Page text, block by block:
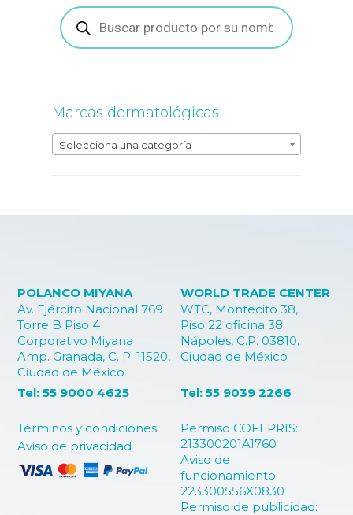
la
página
producto
Búsqueda
de
productos
Marcas dermatológicas
Selecciona una categoría
POLANCO MIYANA
Av. Ejército Nacional 769
Torre B Piso 4
Corporativo Miyana
Amp. Granada, C. P. 11520,
Ciudad de México
WORLD TRADE CENTER
WTC, Montecito 38,
Piso 22 oficina 38
Nápoles, C.P. 03810,
Ciudad de México
Términos y condiciones
Aviso de privacidad
Permiso COFEPRIS:
213300201A1760
Aviso de
funcionamiento:
223300556X0830
Permiso de publicidad:
Tel: 55 9000 4625 Tel: 55 9039 2266